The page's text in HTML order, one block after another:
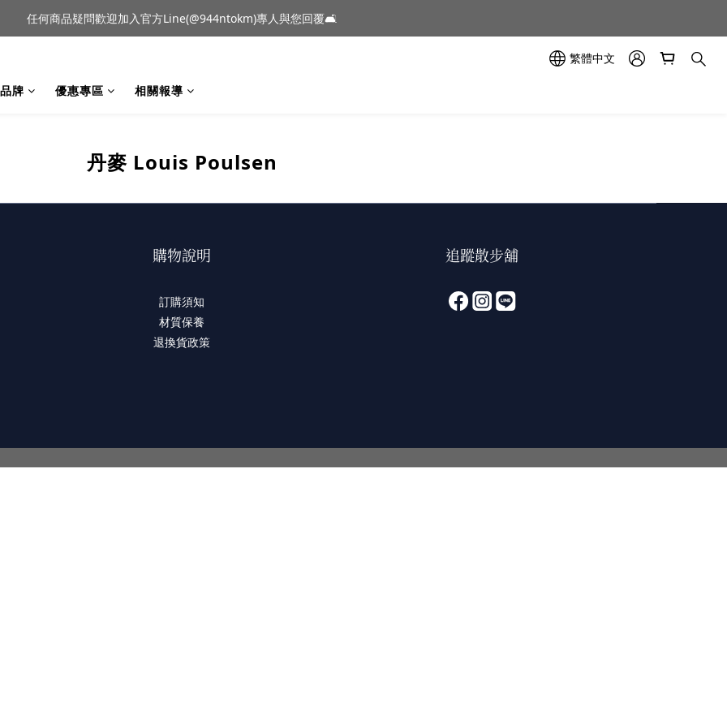
到貨｜日本燈具品牌 Ambientec 年度新品 Barcarolle 臺中樂群門市展示中✨
任何商品疑問歡迎加入官方Line(@944ntokm)專人與您回覆🛋️
繁體中文
品牌 優惠專區 相關報導
丹麥 Louis Poulsen
購物說明
訂購須知
材質保養
退換貨政策
追蹤散步舖